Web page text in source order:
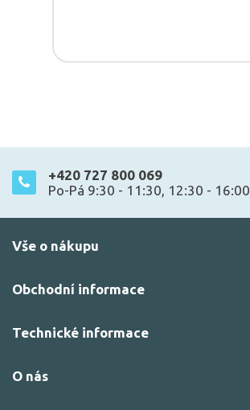
+420 727 800 069
Po-Pá 9:30 - 11:30, 12:30 - 16:00
Vše o nákupu
Obchodní informace
Technické informace
O nás